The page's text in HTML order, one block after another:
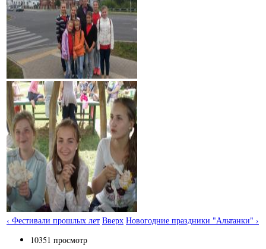
‹ Фестивали прошлых лет Вверх Новогодние праздники "Альтанки" ›
10351 просмотр